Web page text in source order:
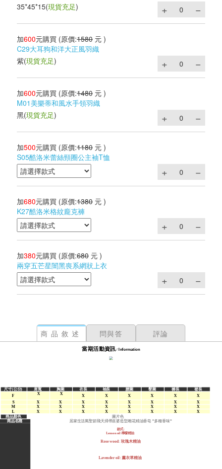
35*45*15(現貨充足)
加600元購買 (原價:1580 元 )
C29大耳狗和洋大正風羽織
紫(現貨充足)
加600元購買 (原價:1480 元 )
M01美樂蒂和風水手領羽織
黑(現貨充足)
加500元購買 (原價:1180 元 )
S05酷洛米蕾絲頸圈公主袖T恤
加680元購買 (原價:1380 元 )
K27酷洛米格紋龐克褲
加380元購買 (原價:680 元 )
兩穿五芒星闇黑喪系網狀上衣
商品敘述 問與答 評論